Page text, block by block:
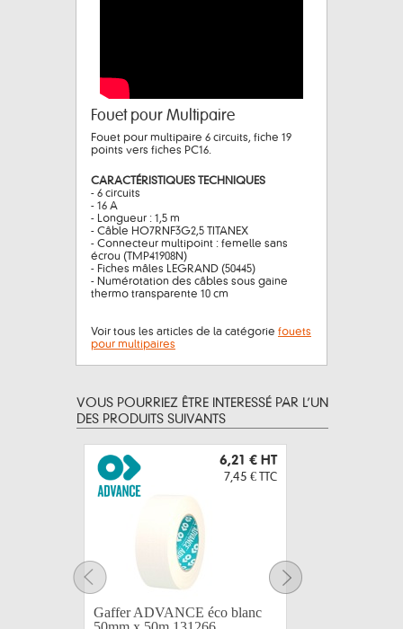
Fouet pour Multipaire
Fouet pour multipaire 6 circuits, fiche 19
points vers fiches PC16.
CARACTÉRISTIQUES TECHNIQUES
- 6 circuits
- 16 A
- Longueur : 1,5 m
- Câble HO7RNF3G2,5 TITANEX
- Connecteur multipoint : femelle sans
écrou (TMP41908N)
- Fiches mâles LEGRAND (50445)
- Numérotation des câbles sous gaine
thermo transparente 10 cm
Voir tous les articles de la catégorie fouets
pour multipaires
VOUS POURRIEZ ÊTRE INTERESSÉ PAR L’UN
DES PRODUITS SUIVANTS
6,21 € HT
7,45 € TTC
Gaffer ADVANCE éco blanc